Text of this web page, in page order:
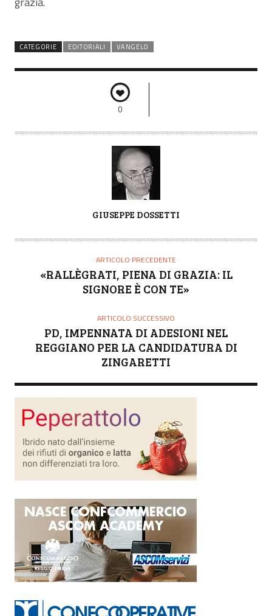
CATEGORIE EDITORIALI VANGELO
0
T
GIUSEPPE DOSSETTI
ARTICOLO PRECEDENTE
«RALLÈGRATI, PIENA DI GRAZIA: IL
SIGNORE È CON TE»
ARTICOLO SUCCESSIVO
PD, IMPENNATA DI ADESIONI NEL
REGGIANO PER LA CANDIDATURA DI
ZINGARETTI